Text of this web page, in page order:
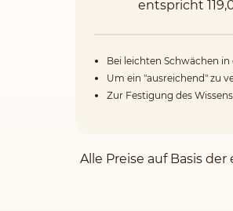
entspricht
Bei leichten Schwächen in
Um ein "ausreichend" zu
Zur Festigung des Wissens
Alle Preise auf Basis